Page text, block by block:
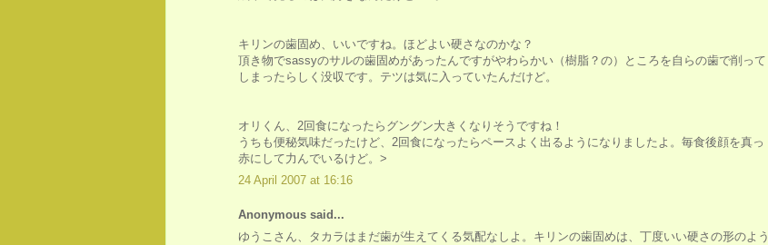
キリンの歯固め、いいですね。ほどよい硬さなのかな？
頂き物でsassyのサルの歯固めがあったんですがやわらかい（樹脂？の）ところを自らの歯で削って
しまったらしく没収です。テツは気に入っていたんだけど。
オリくん、2回食になったらグングン大きくなりそうですね！
うちも便秘気味だったけど、2回食になったらペースよく出るようになりましたよ。毎食後顔を真っ
赤にして力んでいるけど。>
24 April 2007 at 16:16
Anonymous said...
ゆうこさん、タカラはまだ歯が生えてくる気配なしよ。キリンの歯固めは、丁度いい硬さの形のよう